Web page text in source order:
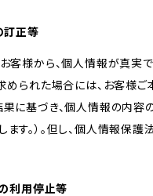
訂正等
お客様から、個人情報が真実
求められた場合には、お客
果に基づき、個人情報の内
ます。）。但し、個人情報保
利用停止等